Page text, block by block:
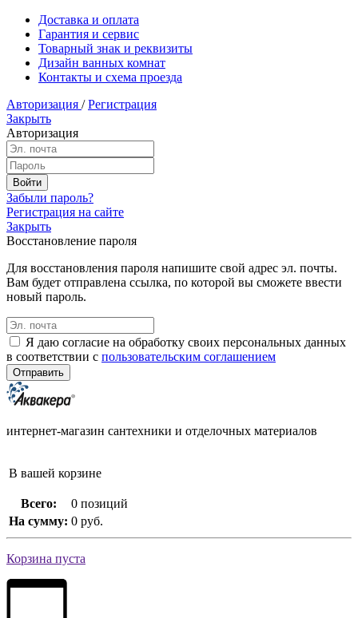
Доставка и оплата
Гарантия и сервис
Товарный знак и реквизиты
Дизайн ванных комнат
Контакты и схема проезда
Авторизация / Регистрация
Закрыть
Авторизация
Забыли пароль?
Регистрация на сайте
Закрыть
Восстановление пароля
Для восстановления пароля напишите свой адрес эл. почты.
Вам будет отправлена ссылка, по которой вы сможете ввести
новый пароль.
Я даю согласие на обработку своих персональных данных
в соответствии с пользовательским соглашением
интернет-магазин сантехники и отделочных материалов
В вашей корзине
Всего:
0 позиций
На сумму: 0 руб.
Корзина пуста